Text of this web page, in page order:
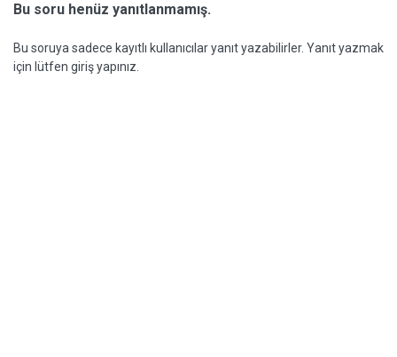
Bu soru henüz yanıtlanmamış.
Bu soruya sadece kayıtlı kullanıcılar yanıt yazabilirler. Yanıt yazmak
için lütfen giriş yapınız.